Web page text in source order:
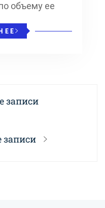
объему ее
записи